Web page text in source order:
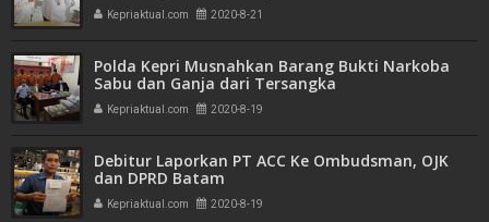
Kepriaktual.com 2020-8-21
Polda Kepri Musnahkan Barang Bukti Narkoba
Sabu dan Ganja dari Tersangka
Kepriaktual.com 2020-8-19
Debitur Laporkan PT ACC Ke Ombudsman, OJK
dan DPRD Batam
Kepriaktual.com 2020-8-19